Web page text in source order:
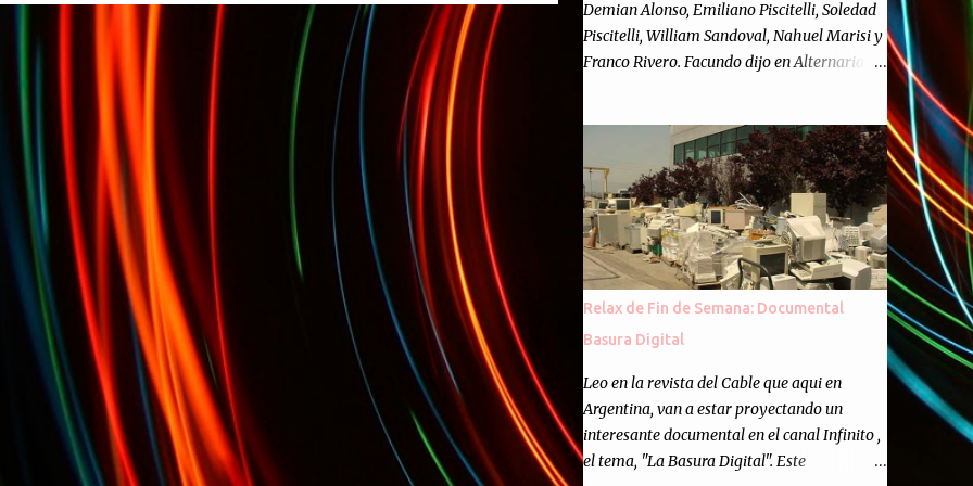
Demian Alonso, Emiliano Piscitelli, Soledad
Piscitelli, William Sandoval, Nahuel Marisi y
Franco Rivero. Facundo dijo en Alternaria :
Cincuenta ocasiones para ponernos en
contacto con ustedes y contarles las noticias
de tecnología más importantes, desde
nuestra propia óptica: un punto de vista
independiente e informal.Para festejarlo, se
nos ocurrió que estemos todos juntos; y
cuando digo "todos" me refiero a toda la
semanario como panelista, y a ustedes. Por
eso se nos ocurrió la idea de emitir video en
vivo. La tarea no fué facil, hubo que
coordinar horarios, preparar el estudio,
configurar muchos programejos y hacer
Relax de Fin de Semana: Documental
Basura Digital
Leo en la revista del Cable que aqui en
Argentina, van a estar proyectando un
interesante documental en el canal Infinito ,
el tema, "La Basura Digital". Este